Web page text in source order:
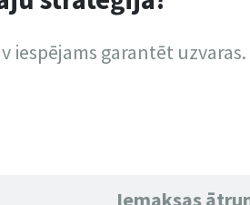
iespējams garantēt
Iemaksas